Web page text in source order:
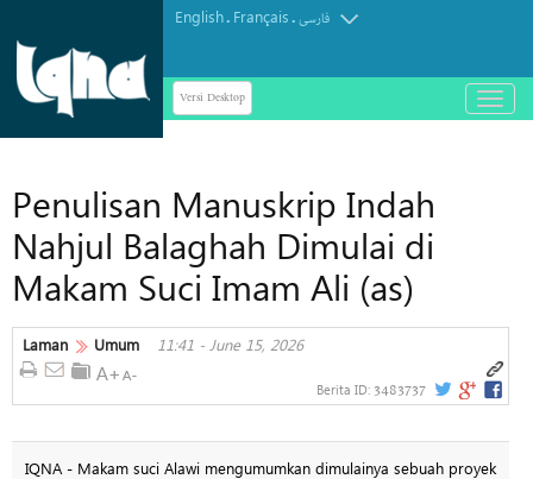
English. Français.فارسی
Versi Desktop
باز
و
Penulisan Manuskrip Indah
Nahjul Balaghah Dimulai di
Makam Suci Imam Ali (as)
Laman Umum 11:41 - June 15, 2026
Berita ID: 3483737
IQNA - Makam suci Alawi mengumumkan dimulainya sebuah proyek